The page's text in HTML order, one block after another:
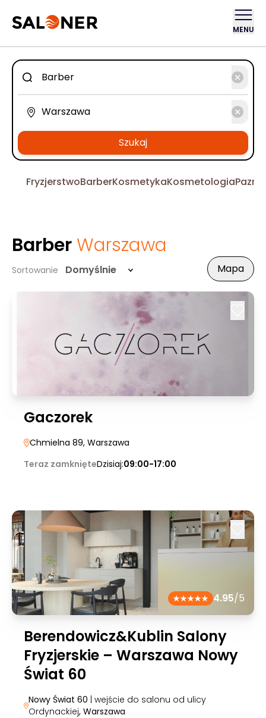
MENU
Szukaj
FryzjerstwoBarberKosmetykaKosmetologia
Barber Warszawa
Sortowanie Domyślnie Mapa
Gaczorek
Chmielna 89, Warszawa
Teraz zamknięteDzisiaj:09:00-17:00
4.95/5
Berendowicz&Kublin Salony
Fryzjerskie – Warszawa Nowy
Świat 60
Nowy Świat 60 | wejście do salonu od ulicy
Ordynackiej, Warszawa